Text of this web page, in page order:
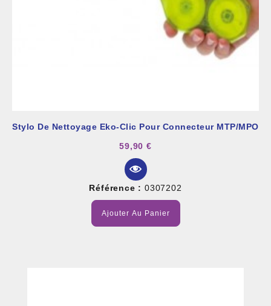
Stylo De Nettoyage Eko-Clic Pour Connecteur MTP/MPO
59,90 €
Référence : 0307202
Ajouter Au Panier